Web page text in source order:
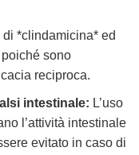
di *clindamicina* ed
sono
reciproca.
intestinale: L’uso
l’attività intestinale
evitato in caso di